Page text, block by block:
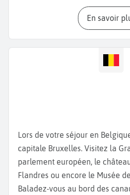
monuments. Vous pouvez
Grande Place ,
selon Victor Hugo. Vous
ainsi que des bâtiments
est sans doute la statue la
photographiée de Bruxelles.
plus la visite de la
Gudule, datant du 12ème
En savoir
Lors de votre séjour en
capitale Bruxelles. Visitez la
parlement européen, le
Flandres ou encore le Musée
Baladez-vous au bord des